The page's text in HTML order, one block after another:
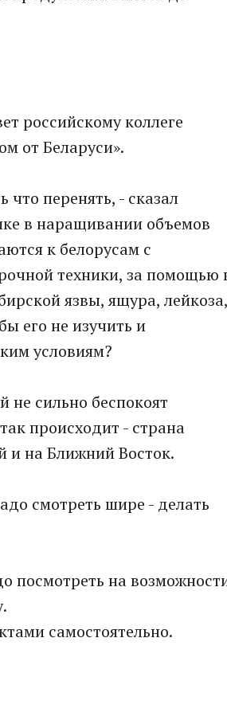
российскому коллеге
от Беларуси».
что перенять, - сказал
в наращивании объемов
к белорусам с
техники, за помощью
язвы, ящура, лейкоза,
его не изучить и
условиям?
не сильно беспокоят
происходит - страна
и на Ближний Восток.
смотреть шире - делать
посмотреть на
самостоятельно.